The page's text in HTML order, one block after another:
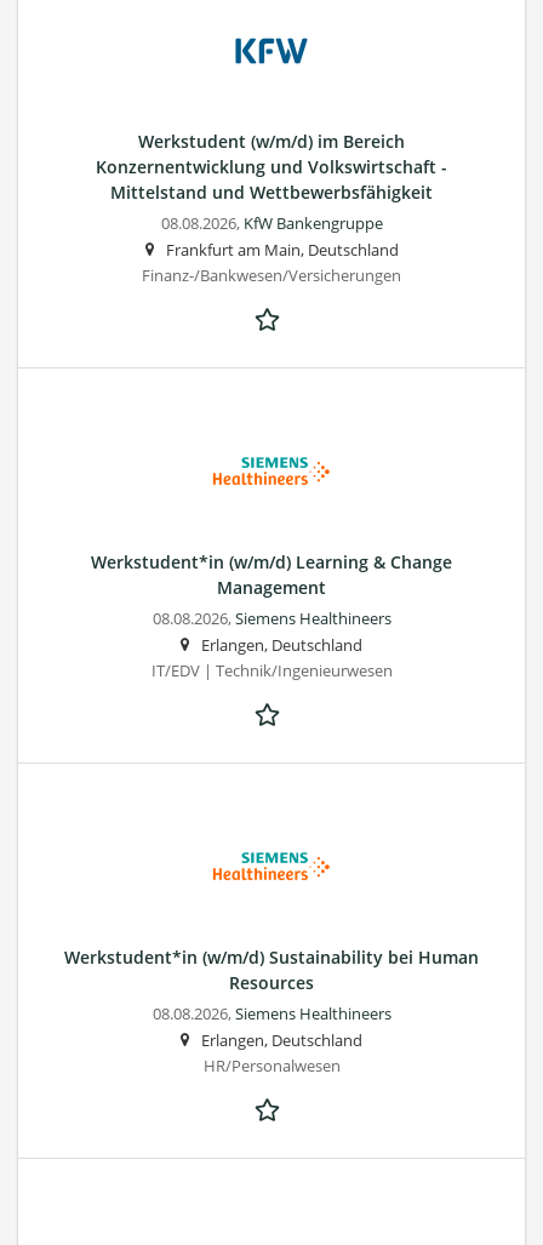
Werkstudent (w/m/d) im Bereich
Konzernentwicklung und Volkswirtschaft -
Mittelstand und Wettbewerbsfähigkeit
08.08.2026, KfW Bankengruppe
Frankfurt am Main, Deutschland
Finanz-/Bankwesen/Versicherungen
Werkstudent*in (w/m/d) Learning & Change
Management
08.08.2026,Siemens Healthineers
Erlangen, Deutschland
IT/EDV | Technik/Ingenieurwesen
Werkstudent*in (w/m/d) Sustainability bei Human
Resources
08.08.2026,Siemens Healthineers
Erlangen, Deutschland
HR/Personalwesen